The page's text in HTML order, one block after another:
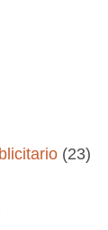
(23)